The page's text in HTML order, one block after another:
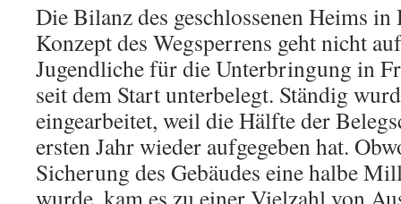
Die Bilanz des geschlossenen Heims
Konzept des Wegsperrens geht nicht
Jugendliche für die Unterbringung in
seit dem Start unterbelegt. Ständig
eingearbeitet, weil die Hälfte der
ersten Jahr wieder aufgegeben hat.
Sicherung des Gebäudes eine halbe
wurde, kam es zu einer Vielzahl von